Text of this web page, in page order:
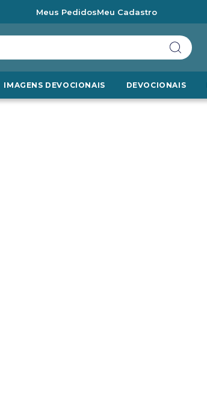
Meus PedidosMeu Cadastro
IMAGENS DEVOCIONAIS DEVOCIONAIS